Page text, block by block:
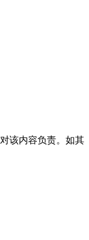
该内容负责。如其